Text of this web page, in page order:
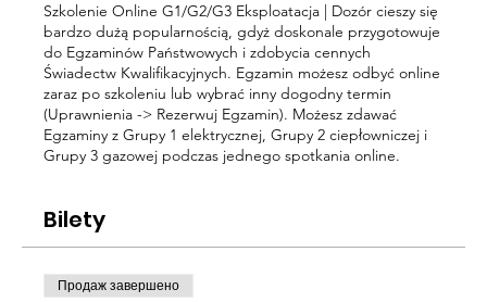
Szkolenie Online G1/G2/G3 Eksploatacja | Dozór cieszy się
bardzo dużą popularnością, gdyż doskonale przygotowuje
do Egzaminów Państwowych i zdobycia cennych
Świadectw Kwalifikacyjnych. Egzamin możesz odbyć online
zaraz po szkoleniu lub wybrać inny dogodny termin
(Uprawnienia -> Rezerwuj Egzamin). Możesz zdawać
Egzaminy z Grupy 1 elektrycznej, Grupy 2 ciepłowniczej i
Grupy 3 gazowej podczas jednego spotkania online.
Bilety
Продаж завершено